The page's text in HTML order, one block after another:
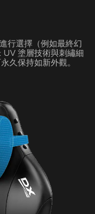
行選擇（例如最終幻
塗層技術與刺繡細
久保持如新外觀。